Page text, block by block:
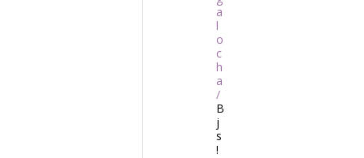
a
l
o
c
h
a
/
B
j
s
!